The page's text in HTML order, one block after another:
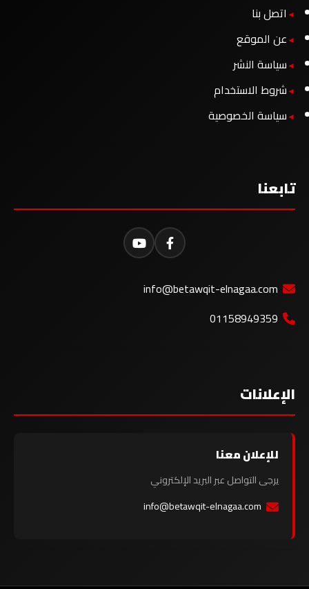
اتصل بنا
عن الموقع
سياسة النشر
شروط الاستخدام
سياسة الخصوصية
تابعنا
info@betawqit-elnagaa.com
01158949359
الإعلانات
للإعلان معنا
يرجى التواصل عبر البريد الإلكتروني
info@betawqit-elnagaa.com